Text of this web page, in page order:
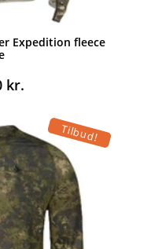
Expedition fleece
kr.
Tilbud!